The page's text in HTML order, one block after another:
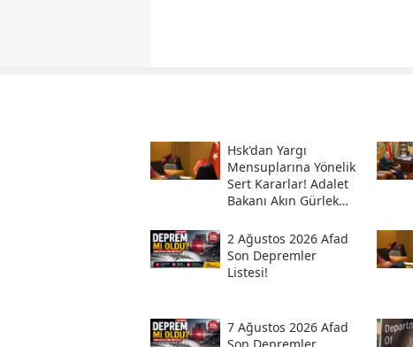
Hsk'dan Yargı
Mensuplarına Yönelik
Sert Kararlar! Adalet
Bakanı Akın Gürlek
Hesabından Açıkladı
2 Ağustos 2026 Afad
Son Depremler
Listesi!
7 Ağustos 2026 Afad
Son Depremler